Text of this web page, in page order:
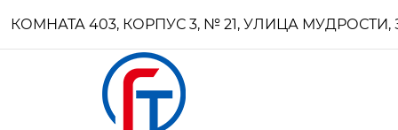
КОМНАТА 403, КОРПУС 3, № 21, УЛИЦА